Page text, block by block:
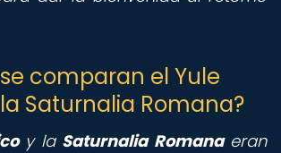
comparan el Yule
Saturnalia Romana?
y la Saturnalia Romanaeran